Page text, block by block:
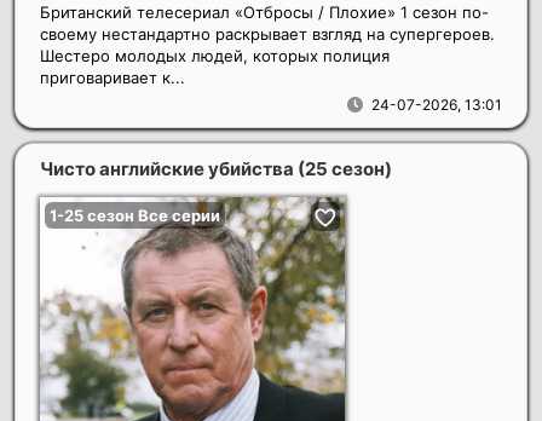
24-07-2026, 13:01
Британский телесериал «Отбросы / Плохие» 1 сезон по-
своему нестандартно раскрывает взгляд на супергероев.
Шестеро молодых людей, которых полиция
приговаривает к...
Чисто английские убийства (25 сезон)